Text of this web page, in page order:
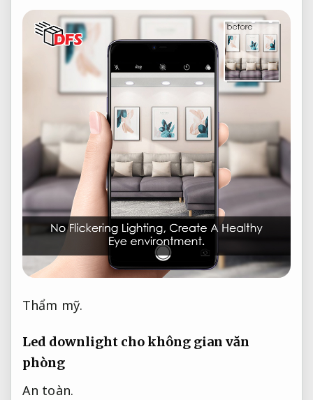
Thẩm mỹ.
Led downlight cho không gian văn
phòng
An toàn.